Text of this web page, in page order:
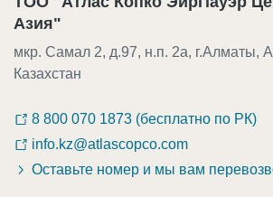
Азия"
мкр. Самал 2, д.97, н.п. 2а, г.Алматы,
Казахстан
8 800 070 1873 (бесплатно по РК)
info.kz@atlascopco.com
Оставьте номер и мы вам